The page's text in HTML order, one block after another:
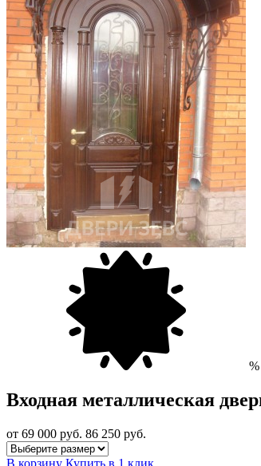
%
Входная металлическая
от 69 000 руб. 86 250 руб.
В корзину Купить в 1 клик